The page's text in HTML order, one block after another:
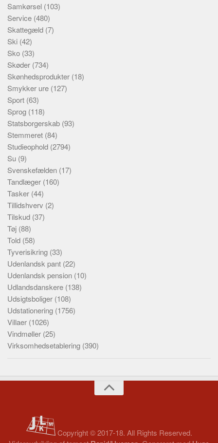
Samkørsel (103)
Service (480)
Skattegæld (7)
Ski (42)
Sko (33)
Skøder (734)
Skønhedsprodukter (18)
Smykker ure (127)
Sport (63)
Sprog (118)
Statsborgerskab (93)
Stemmeret (84)
Studieophold (2794)
Su (9)
Svenskefælden (17)
Tandlæger (160)
Tasker (44)
Tillidshverv (2)
Tilskud (37)
Tøj (88)
Told (58)
Tyverisikring (33)
Udenlandsk pant (22)
Udenlandsk pension (10)
Udlandsdanskere (138)
Udsigtsboliger (108)
Udstationering (1756)
Villaer (1026)
Vindmøller (25)
Virksomhedsetablering (390)
Copyright © 2017-18. All Rights Reserved.